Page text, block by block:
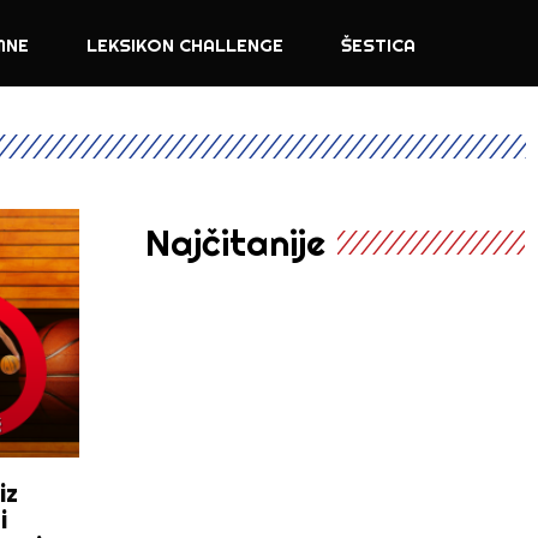
LEKSIKON CHALLENGE ŠESTICA
Najčitanije